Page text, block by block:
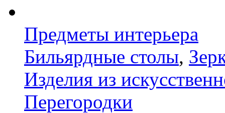
Предметы интерьера
Бильярдные столы,
Изделия из
Перегородки